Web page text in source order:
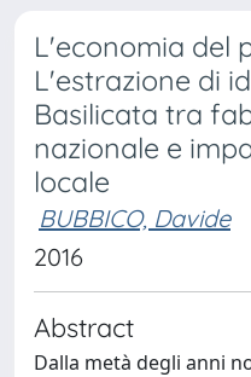
L'economia del
L'estrazione di
Basilicata tra
nazionale e
locale
BUBBICO, Davide
2016
Abstract
Dalla metà degli anni